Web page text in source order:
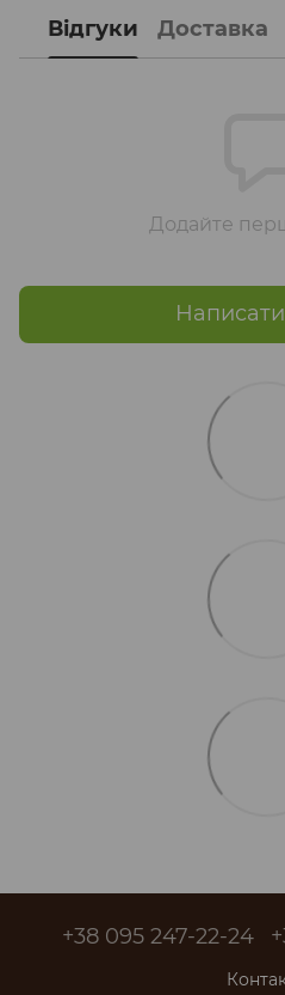
Відгуки Доставка
Додайте
Написати
+38 095 247-22-24